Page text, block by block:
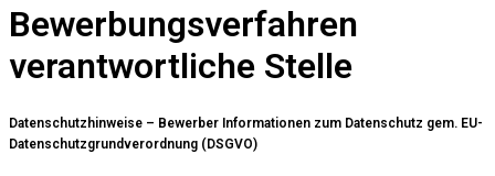
Bewerbungsverfahren
verantwortliche Stelle
Datenschutzhinweise – Bewerber Informationen zum Datenschutz gem. EU-
Datenschutzgrundverordnung (DSGVO)